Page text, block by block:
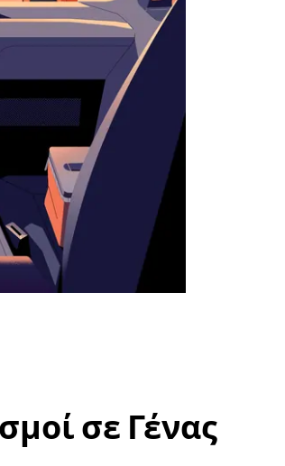
σε Γένας